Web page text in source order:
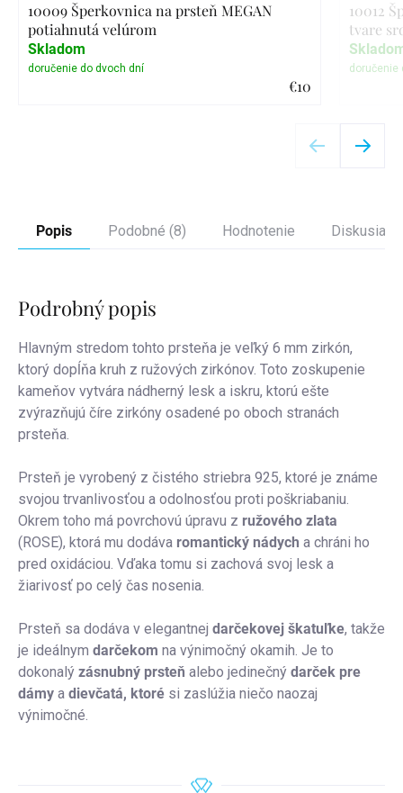
10009 Šperkovnica na prsteň MEGAN
potiahnutá velúrom
€10
Skladom
10012
tvare
Popis Podobné (8) Hodnotenie Diskusia
Podrobný popis
Hlavným stredom tohto prsteňa je veľký 6 mm zirkón,
ktorý dopĺňa kruh z ružových zirkónov. Toto zoskupenie
kameňov vytvára nádherný lesk a iskru, ktorú ešte
zvýrazňujú číre zirkóny osadené po oboch stranách
prsteňa.
Prsteň je vyrobený z čistého striebra 925, ktoré je známe
svojou trvanlivosťou a odolnosťou proti poškriabaniu.
Okrem toho má povrchovú úpravu z ružového zlata
(ROSE), ktorá mu dodáva romantický nádych a chráni ho
pred oxidáciou. Vďaka tomu si zachová svoj lesk a
žiarivosť po celý čas nosenia.
Prsteň sa dodáva v elegantnej darčekovej škatuľke, takže
je ideálnym darčekom na výnimočný okamih. Je to
dokonalý zásnubný prsteň alebo jedinečný darček pre
dámy a dievčatá, ktoré si zaslúžia niečo naozaj
výnimočné.